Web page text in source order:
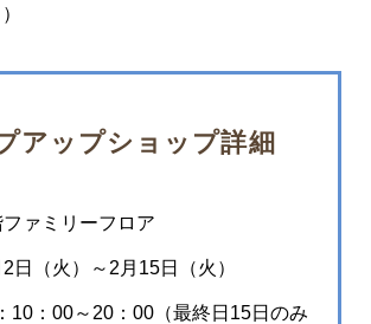
アップショップ詳細
ァミリーフロア
日（火）～2月15日（火）
10：00～20：00（最終日15日のみ